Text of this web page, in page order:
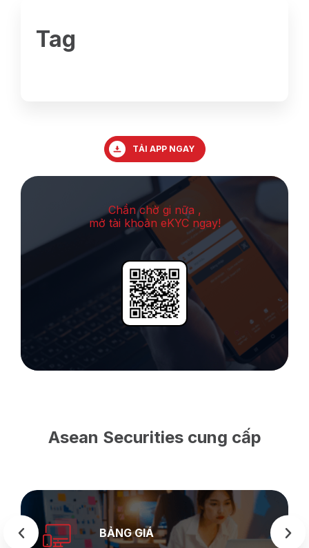
Tag
TẢI APP NGAY
Chần chờ gi nữa ,
mở tài khoản eKYC ngay!
Asean Securities cung cấp
BẢNG GIÁ